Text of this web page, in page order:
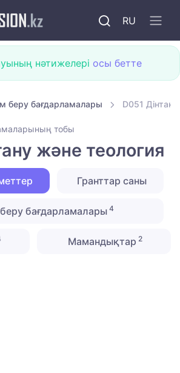
RU
нәтижелері осы бетте
беру бағдарламалары D051
тобы
және теология
Гранттар саны
беру бағдарламалары4
Мамандықтар 2